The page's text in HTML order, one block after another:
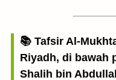
📚 Tafsir Al-
Riyadh, di bawah
Shalih bin